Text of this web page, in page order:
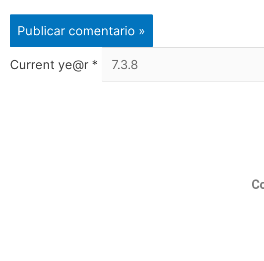
Current ye@r *